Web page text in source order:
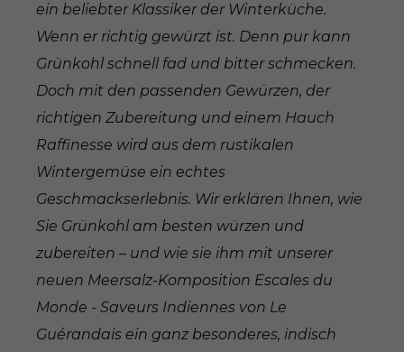
ein beliebter Klassiker der Winterküche.
Wenn er richtig gewürzt ist. Denn pur kann
Grünkohl schnell fad und bitter schmecken.
Doch mit den passenden Gewürzen, der
richtigen Zubereitung und einem Hauch
Raffinesse wird aus dem rustikalen
Wintergemüse ein echtes
Geschmackserlebnis. Wir erklären Ihnen, wie
Sie Grünkohl am besten würzen und
zubereiten – und wie sie ihm mit unserer
neuen Meersalz-Komposition Escales du
Monde - Saveurs Indiennes von Le
Guérandais ein ganz besonderes, indisch